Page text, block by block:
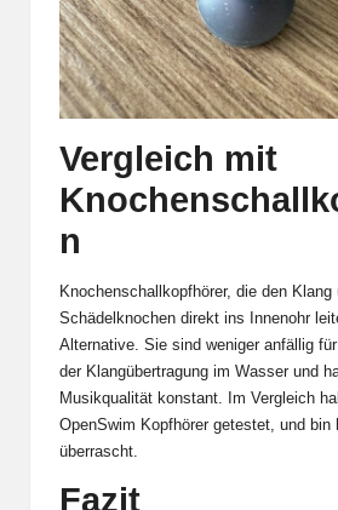
Vergleich mit
n
Knochenschallkopfhörer, die den Klang
Schädelknochen direkt ins Innenohr
Alternative. Sie sind weniger anfällig
der Klangübertragung im Wasser und
Musikqualität konstant. Im Vergleich
OpenSwim Kopfhörer getestet, und bin
überrascht.
Fazit